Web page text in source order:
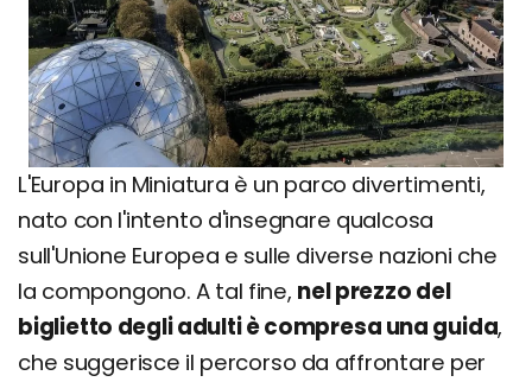
L'Europa in Miniatura è un parco divertimenti,
nato con l'intento d'insegnare qualcosa
sull'Unione Europea e sulle diverse nazioni che
la compongono. A tal fine, nel prezzo del
biglietto degli adulti è compresa una guida,
che suggerisce il percorso da affrontare per